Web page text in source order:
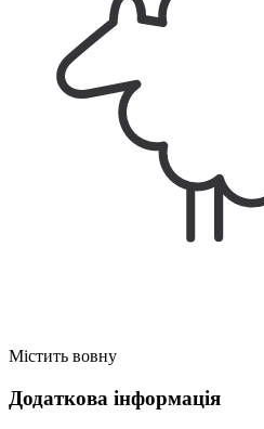
Містить вовну
Додаткова інформація